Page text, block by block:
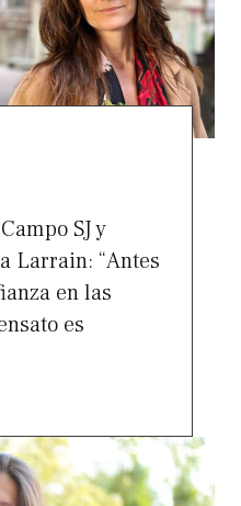
SJ y
Larrain: “Antes
en las
es